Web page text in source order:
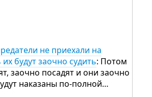
не приехали на
будут заочно судить: Потом
заочно посадят и они заочно
наказаны по-полной…